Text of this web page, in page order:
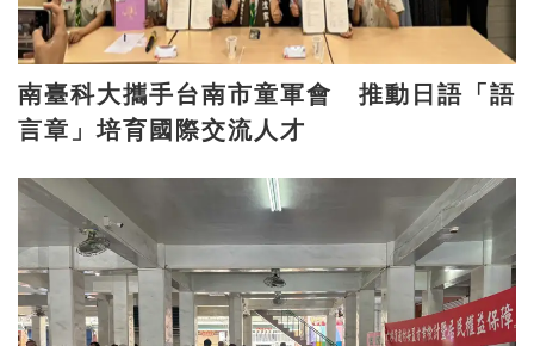
南臺科大攜手台南市童軍會 推動日語「語
言章」培育國際交流人才